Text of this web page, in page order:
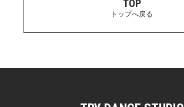
TOP
トップへ戻る